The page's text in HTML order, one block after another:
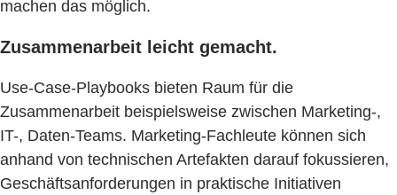
machen das möglich.
Zusammenarbeit leicht gemacht.
Use-Case-Playbooks bieten Raum für die
Zusammenarbeit beispielsweise zwischen Marketing-,
IT-, Daten-Teams. Marketing-Fachleute können sich
anhand von technischen Artefakten darauf fokussieren,
Geschäftsanforderungen in praktische Initiativen